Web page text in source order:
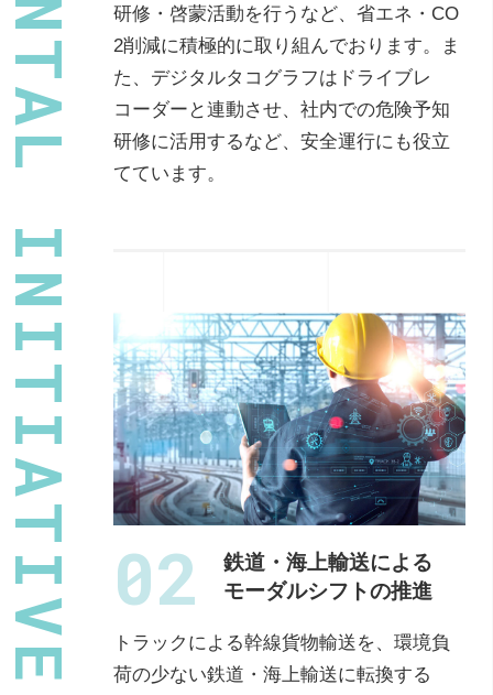
研修・啓蒙活動を行うなど、省エネ・CO
2削減に積極的に取り組んでおります。ま
た、デジタルタコグラフはドライブレ
コーダーと連動させ、社内での危険予知
研修に活用するなど、安全運行にも役立
てています。
02
鉄道・海上輸送による
モーダルシフトの推進
トラックによる幹線貨物輸送を、環境負
荷の少ない鉄道・海上輸送に転換する